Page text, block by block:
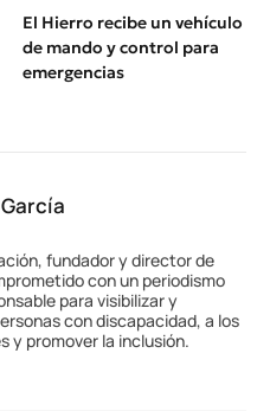
El Hierro recibe un vehículo
de mando y control para
emergencias
fundador y director de
con un periodismo
para visibilizar y
con discapacidad, a los
y promover la inclusión.